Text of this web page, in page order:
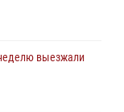
выезжали